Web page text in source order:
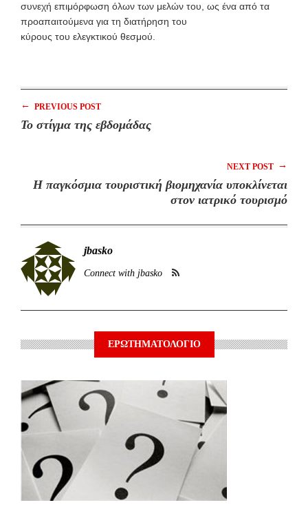
συνεχή επιμόρφωση όλων των μελών του, ως ένα από τα
προαπαιτούμενα για τη διατήρηση του
κύρους του ελεγκτικού θεσμού.
← PREVIOUS POST
Το στίγμα της εβδομάδας
NEXT POST →
Η παγκόσμια τουριστική βιομηχανία υποκλίνεται
στον ιατρικό τουρισμό
jbasko
Connect with jbasko
ΕΡΩΤΗΜΑΤΟΛΟΓΙΟ